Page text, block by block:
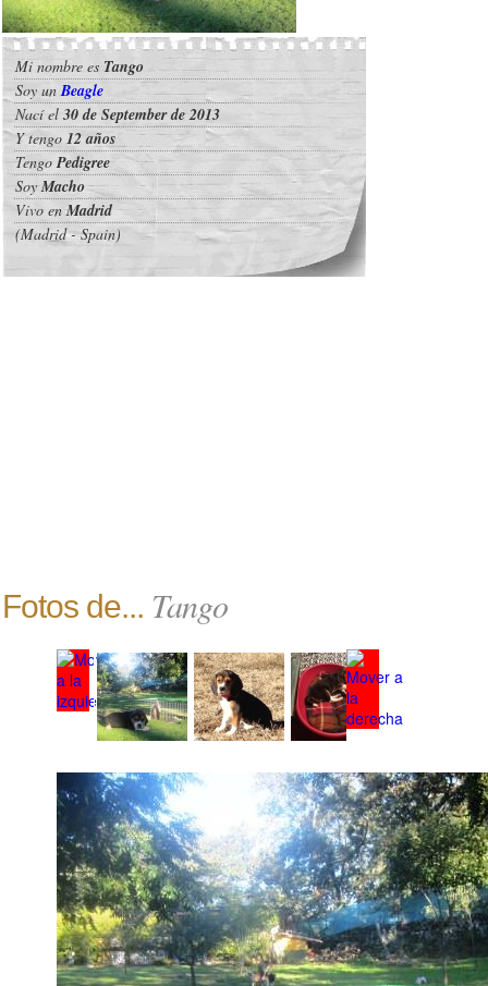
Mi nombre es Tango
Soy unBeagle
Nací el 30 de September de 2013
Y tengo 12 años
TengoPedigree
SoyMacho
Vivo enMadrid
(Madrid - Spain)
Fotos de... Tango